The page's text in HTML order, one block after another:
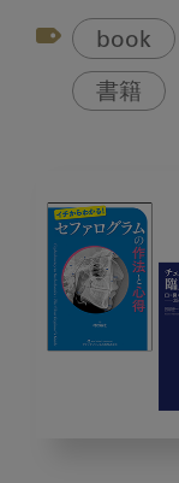
book
書籍